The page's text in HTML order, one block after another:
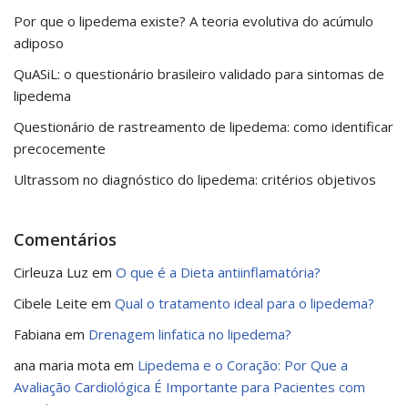
Por que o lipedema existe? A teoria evolutiva do acúmulo
adiposo
QuASiL: o questionário brasileiro validado para sintomas de
lipedema
Questionário de rastreamento de lipedema: como identificar
precocemente
Ultrassom no diagnóstico do lipedema: critérios objetivos
Comentários
Cirleuza Luz em O que é a Dieta antiinflamatória?
Cibele Leite em Qual o tratamento ideal para o lipedema?
Fabiana em Drenagem linfatica no lipedema?
ana maria mota em Lipedema e o Coração: Por Que a
Avaliação Cardiológica É Importante para Pacientes com